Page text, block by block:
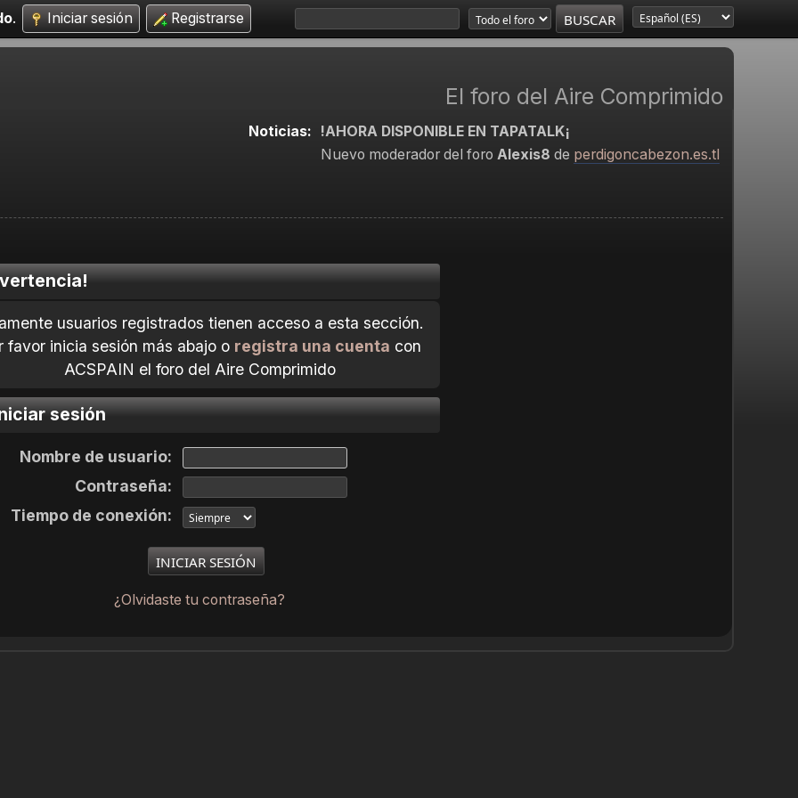
. Iniciar sesión Registrarse
El foro del Aire Comprimido
Noticias:
!AHORA DISPONIBLE EN TAPATALK¡
Nuevo moderador del foro Alexis8 de perdigoncabezon.es.tl
usuarios registrados tienen acceso a esta sección.
favor inicia sesión más abajo o registra una cuenta con
ACSPAIN el foro del Aire Comprimido
sesión
Nombre de usuario:
Contraseña:
Tiempo de conexión:
¿Olvidaste tu contraseña?